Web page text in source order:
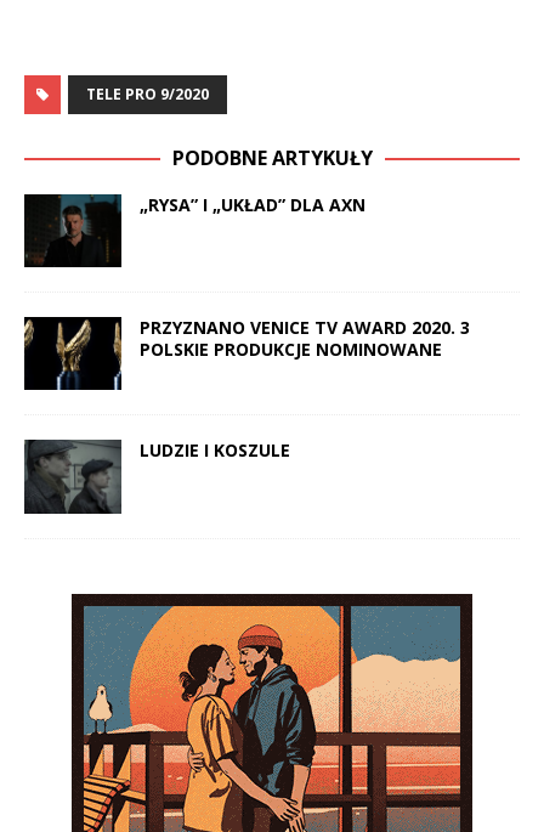
TELE PRO 9/2020
PODOBNE ARTYKUŁY
„RYSA” I „UKŁAD” DLA AXN
PRZYZNANO VENICE TV AWARD 2020. 3
POLSKIE PRODUKCJE NOMINOWANE
LUDZIE I KOSZULE